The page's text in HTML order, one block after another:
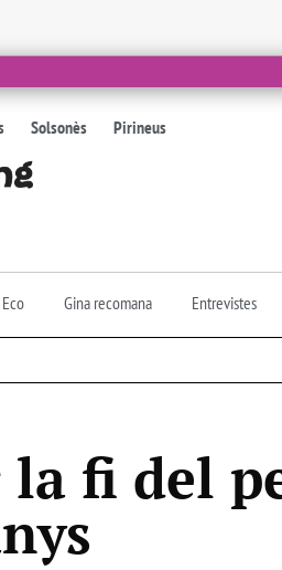
Solsonès Pirineus
Eco Gina recomana Entrevistes
fi del